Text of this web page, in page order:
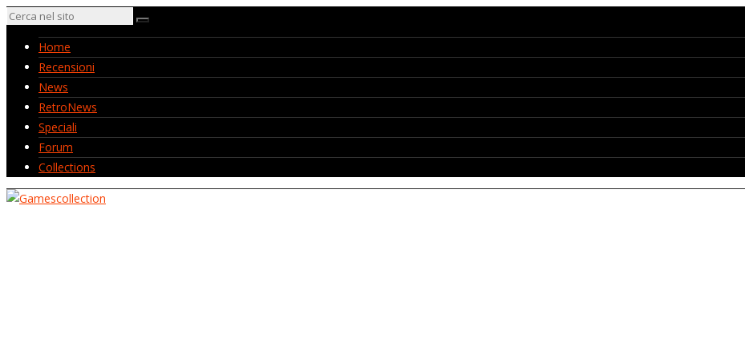
Home
Recensioni
News
RetroNews
Speciali
Forum
Collections